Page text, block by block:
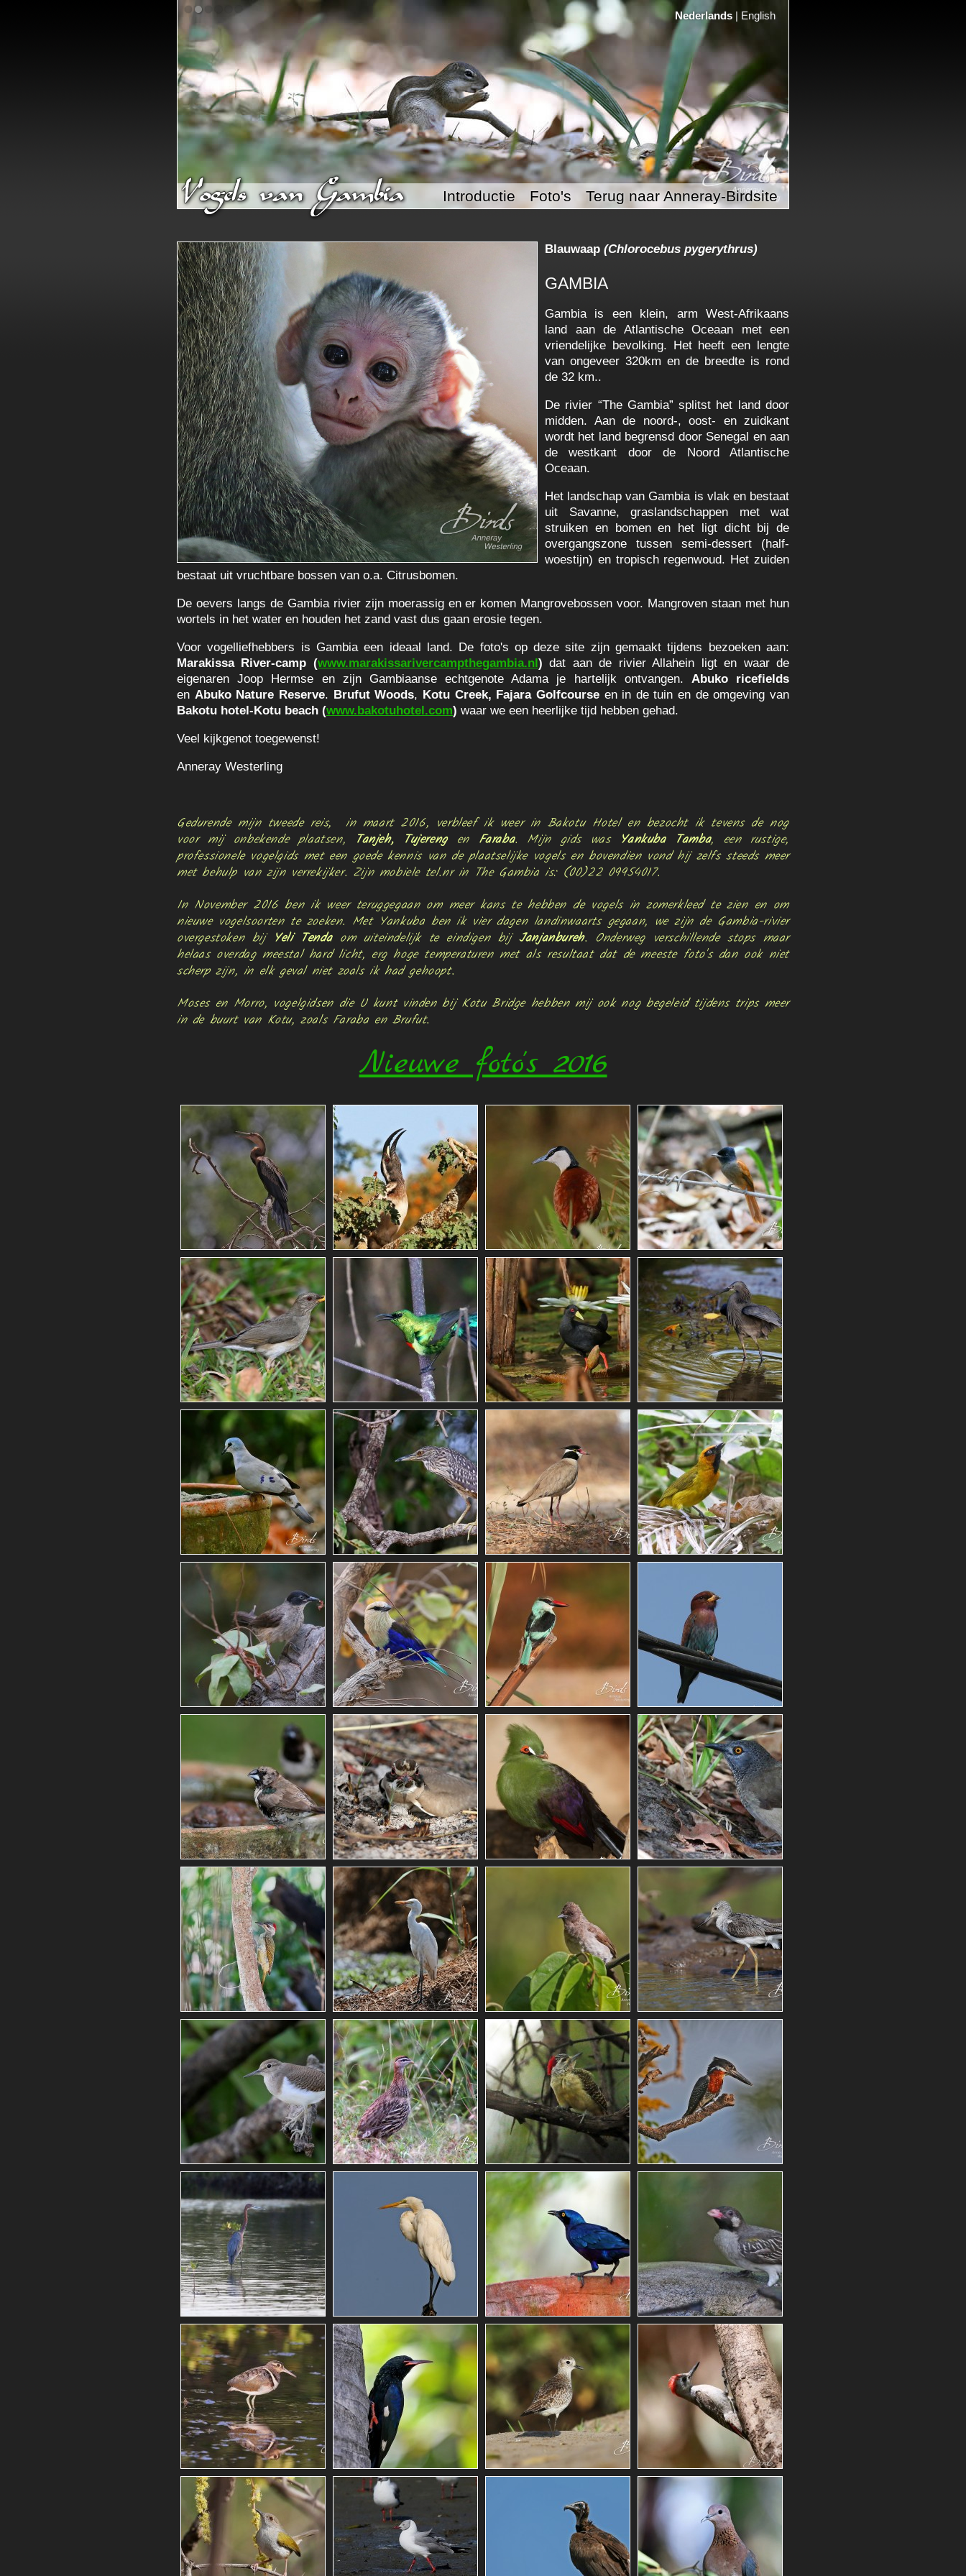
Nederlands | English
Introductie Foto's Terug naar Anneray-Birdsite
Blauwaap (Chlorocebus pygerythrus)
GAMBIA
Gambia is een klein, arm West-Afrikaans
land aan de Atlantische Oceaan met een
vriendelijke bevolking. Het heeft een lengte
van ongeveer 320km en de breedte is rond
de 32 km..
De rivier “The Gambia” splitst het land door
midden. Aan de noord-, oost- en zuidkant
wordt het land begrensd door Senegal en aan
de westkant door de Noord Atlantische
Oceaan.
Het landschap van Gambia is vlak en bestaat
uit Savanne, graslandschappen met wat
struiken en bomen en het ligt dicht bij de
overgangszone tussen semi-dessert (half-
woestijn) en tropisch regenwoud. Het zuiden
bestaat uit vruchtbare bossen van o.a. Citrusbomen.
De oevers langs de Gambia rivier zijn moerassig en er komen Mangrovebossen voor. Mangroven staan met hun
wortels in het water en houden het zand vast dus gaan erosie tegen.
Voor vogelliefhebbers is Gambia een ideaal land. De foto's op deze site zijn gemaakt tijdens bezoeken aan:
Marakissa River-camp (www.marakissarivercampthegambia.nl )dat aan de rivier Allahein ligt en waar de
eigenaren Joop Hermse en zijn Gambiaanse echtgenote Adama je hartelijk ontvangen. Abuko ricefields
en Abuko Nature Reserve. Brufut Woods, Kotu Creek, Fajara Golfcourse en in de tuin en de omgeving van
Bakotu hotel-Kotu beach (www.bakotuhotel.com) waar we een heerlijke tijd hebben gehad.
Veel kijkgenot toegewenst!
Anneray Westerling
Gedurende mijn tweede reis, in maart 2016, verbleef ik weer in Bakotu Hotel en bezocht ik tevens de nog
voor mij onbekende plaatsen,
Tanjeh, Tujerengen Faraba. Mijn gids was Yankuba Tamba, een rustige,
professionele vogelgids met een goede kennis van de plaatselijke vogels en bovendien vond hij zelfs steeds meer
met behulp van zijn verrekijker. Zijn mobiele tel.nr in The Gambia is: (00)22 09954017.
In November 2016 ben ik weer teruggegaan om meer kans te hebben de vogels in zomerkleed te zien en om
nieuwe vogelsoorten te zoeken. Met Yankuba ben ik vier dagen landinwaarts gegaan, we zijn de Gambia-rivier
overgestoken bij Yeli Tendaom uiteindelijk te eindigen bijJanjanbureh. Onderweg verschillende stops maar
helaas overdag meestal hard licht, erg hoge temperaturen met als resultaat dat de meeste foto's dan ook niet
scherp zijn, in elk geval niet zoals ik had gehoopt.
Moses en Morro, vogelgidsen die U kunt vinden bij Kotu Bridge hebben mij ook nog begeleid tijdens trips meer
in de buurt van Kotu, zoals Faraba en Brufut.
Nieuwe foto's 2016